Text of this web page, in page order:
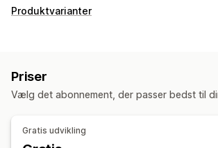
Filtyper
Tilføj tekst
Produktvarianter
Priser
Vælg det abonnement, der passer bedst til
Gratis udvikling